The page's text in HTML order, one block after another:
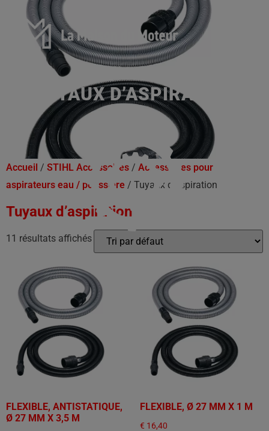
TUYAUX D’ASPIRATION
Accueil / STIHL Accessoires / Accessoires pour
aspirateurs eau / poussière / Tuyaux d’aspiration
Tuyaux d’aspiration
11 résultats affichés
FLEXIBLE, ANTISTATIQUE,
Ø 27 MM X 3,5 M
FLEXIBLE, Ø 27 MM X 1 M
€ 16,40